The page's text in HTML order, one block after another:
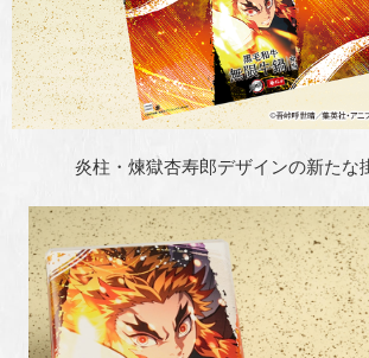
炎柱・煉獄杏寿郎デザインの新たな